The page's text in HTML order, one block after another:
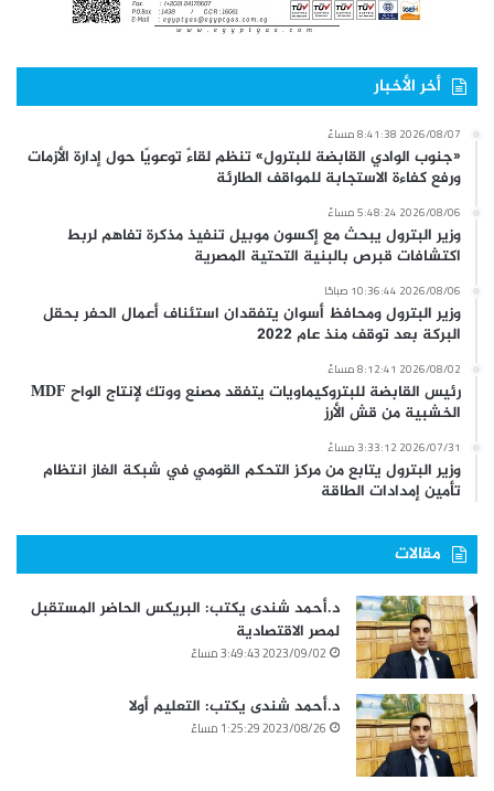
أخر الأخبار
2026/08/07 8:41:38 مساءً
«جنوب الوادي القابضة للبترول» تنظم لقاءً توعويًا حول إدارة الأزمات
ورفع كفاءة الاستجابة للمواقف الطارئة
2026/08/06 5:48:24 مساءً
وزير البترول يبحث مع إكسون موبيل تنفيذ مذكرة تفاهم لربط
اكتشافات قبرص بالبنية التحتية المصرية
2026/08/06 10:36:44 صباحًا
وزير البترول ومحافظ أسوان يتفقدان استئناف أعمال الحفر بحقل
البركة بعد توقف منذ عام 2022
2026/08/02 8:12:41 مساءً
رئيس القابضة للبتروكيماويات يتفقد مصنع ووتك لإنتاج الواح MDF
الخشبية من قش الأرز
2026/07/31 3:33:12 مساءً
وزير البترول يتابع من مركز التحكم القومي في شبكة الغاز انتظام
تأمين إمدادات الطاقة
مقالات
د.أحمد شندى يكتب: البريكس الحاضر المستقبل
لمصر الاقتصادية
2023/09/02 3:49:43 مساءً
د.أحمد شندى يكتب: التعليم أولا
2023/08/26 1:25:29 مساءً